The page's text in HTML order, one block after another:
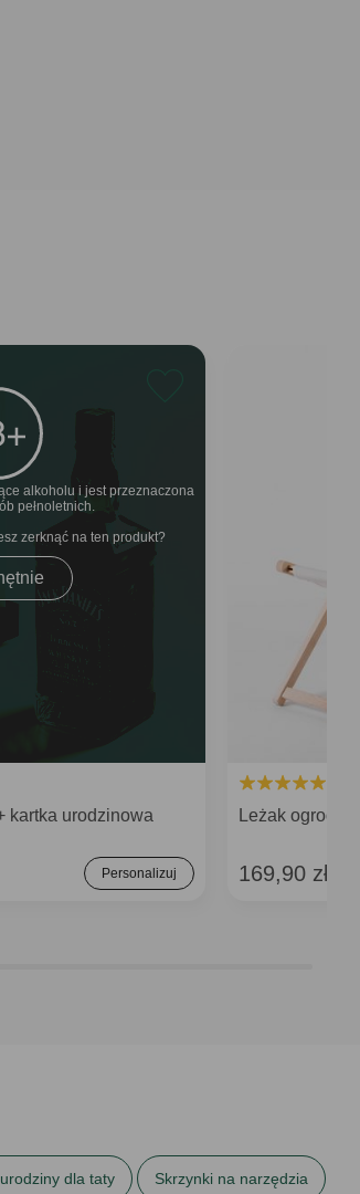
alkoholu i jest przeznaczona
pełnoletnich.
zerknąć na ten produkt
kartka urodzinowa
Personalizuj
Leżak
169,90 zł
dla taty Skrzynki na narzędzia